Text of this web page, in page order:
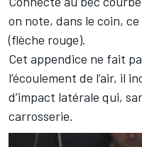
on note, dans le coin,
(flèche rouge).
Cet appendice ne fait
l’écoulement de l’air, il
d’impact latérale qui,
carrosserie.